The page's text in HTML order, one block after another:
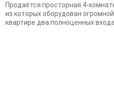
Продаётся просторная 4-
из которых оборудован
квартире два полноценных